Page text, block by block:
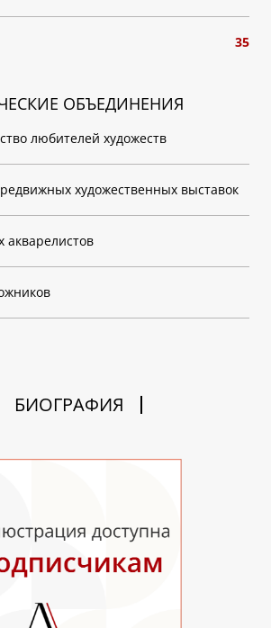
35
ОБЪЕДИНЕНИЯ
любителей художеств
художественных выставок
акварелистов
БИОГРАФИЯ